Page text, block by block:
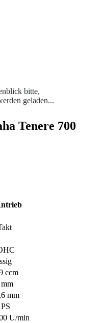
bitte,
geladen...
Tenere 700
ccm
mm
U/min